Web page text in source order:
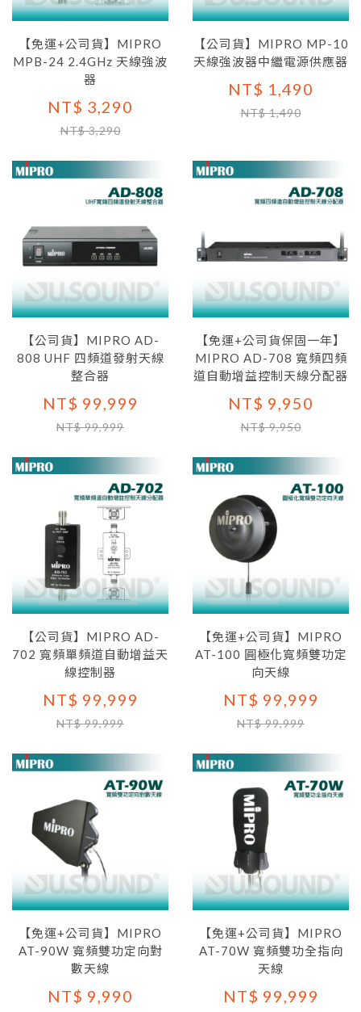
【免運+公司貨】MIPRO
MPB-24 2.4GHz 天線強波
器
NT$ 3,290
NT$ 3,290
【公司貨】MIPRO MP-10
天線強波器中繼電源供應器
NT$ 1,490
NT$ 1,490
【公司貨】MIPRO AD-
808 UHF 四頻道發射天線
整合器
NT$ 99,999
NT$ 99,999
【免運+公司貨保固一年】
MIPRO AD-708 寬頻四頻
道自動增益控制天線分配器
NT$ 9,950
NT$ 9,950
【公司貨】MIPRO AD-
702 寬頻單頻道自動增益天
線控制器
NT$ 99,999
NT$ 99,999
【免運+公司貨】MIPRO
AT-100 圓極化寬頻雙功定
向天線
NT$ 99,999
NT$ 99,999
【免運+公司貨】MIPRO
AT-90W 寬頻雙功定向對
數天線
NT$ 9,990
【免運+公司貨】MIPRO
AT-70W 寬頻雙功全指向
天線
NT$ 99,999